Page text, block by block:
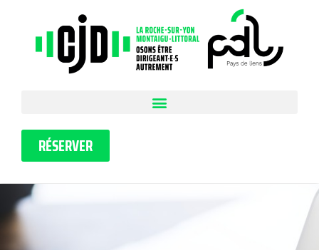
RÉSERVER